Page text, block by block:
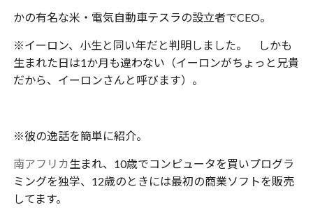
かの有名な米・電気自動車テスラの設立者でCEO。
※イーロン、小生と同い年だと判明しました。 しかも
生まれた日は1か月も違わない（イーロンがちょっと兄貴
だから、イーロンさんと呼びます）。
※彼の逸話を簡単に紹介。
南アフリカ生まれ、10歳でコンピュータを買いプログラ
ミングを独学、12歳のときには最初の商業ソフトを販売
してます。